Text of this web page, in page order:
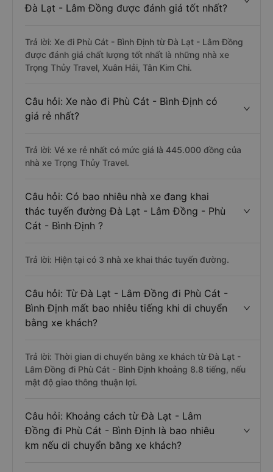
Đà Lạt - Lâm Đồng được đánh giá tốt nhất?
Trả lời: Xe đi Phù Cát - Bình Định từ Đà Lạt - Lâm Đồng
được đánh giá chất lượng tốt nhất là những nhà xe
Trọng Thủy Travel, Xuân Hải, Tân Kim Chi.
Câu hỏi: Xe nào đi Phù Cát - Bình Định có
giá rẻ nhất?
Trả lời: Vé xe rẻ nhất có mức giá là 445.000 đồng của
nhà xe Trọng Thủy Travel.
Câu hỏi: Có bao nhiêu nhà xe đang khai
thác tuyến đường Đà Lạt - Lâm Đồng - Phù
Cát - Bình Định ?
Trả lời: Hiện tại có 3 nhà xe khai thác tuyến đường.
Câu hỏi: Từ Đà Lạt - Lâm Đồng đi Phù Cát -
Bình Định mất bao nhiêu tiếng khi di chuyển
bằng xe khách?
Trả lời: Thời gian di chuyển bằng xe khách từ Đà Lạt -
Lâm Đồng đi Phù Cát - Bình Định khoảng 8.8 tiếng, nếu
mật độ giao thông thuận lợi.
Câu hỏi: Khoảng cách từ Đà Lạt - Lâm
Đồng đi Phù Cát - Bình Định là bao nhiêu
km nếu di chuyển bằng xe khách?